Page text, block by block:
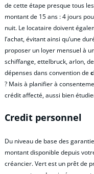
de cette étape presque tous
montant de 15 ans : 4 jours
nuit. Le locataire doivent
l’achat, évitant ainsi qu’une
proposer un loyer mensuel à
schiffange, ettelbruck, arlon,
dépenses dans convention de
? Mais à planifier à
crédit affecté, aussi bien
Credit personnel
Du niveau de base des
montant disponible depuis
créancier. Vert est un prêt de